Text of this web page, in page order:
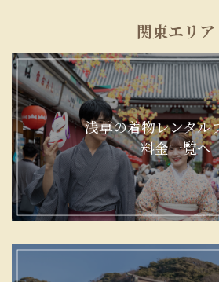
関東エリア
浅草の着物レンタル
料金一覧へ